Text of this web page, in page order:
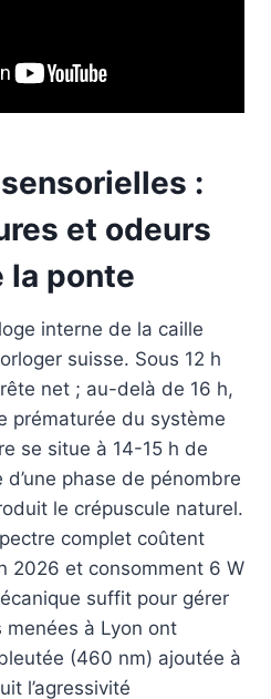
:
et odeurs
la ponte
interne de la caille
suisse. Sous 12 h
net ; au-delà de 16 h,
prématurée du système
se situe à 14-15 h de
phase de pénombre
le crépuscule naturel.
complet coûtent
2026 et consomment 6 W
suffit pour gérer
menées à Lyon ont
(460 nm) ajoutée à
l’agressivité